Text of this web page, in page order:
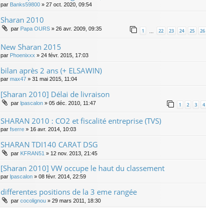
par Banks59800 » 27 oct. 2020, 09:54
Sharan 2010
par Papa OURS » 26 avr. 2009, 09:35 1 22 23 24 25 26
New Sharan 2015
par Phoenixxx » 24 févr. 2015, 17:03
bilan après 2 ans (+ ELSAWIN)
par max47 » 31 mai 2015, 11:04
[Sharan 2010] Délai de livraison
par lpascalon » 05 déc. 2010, 11:47 1 2 3 4
SHARAN 2010 : CO2 et fiscalité entreprise (TVS)
par fserre » 16 avr. 2014, 10:03
SHARAN TDI140 CARAT DSG
par KFRAN51 » 12 nov. 2013, 21:45
[Sharan 2010] VW occupe le haut du classement
par lpascalon » 08 févr. 2014, 22:59
differentes positions de la 3 eme rangée
par cocolignou » 29 mars 2011, 18:30